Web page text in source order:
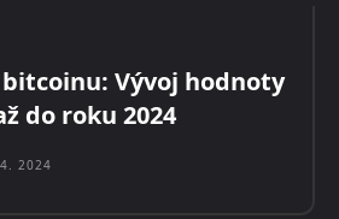
Vývoj hodnoty
do roku 2024
2024